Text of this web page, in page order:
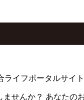
ライフポータルサイト
ませんか？ あなたの